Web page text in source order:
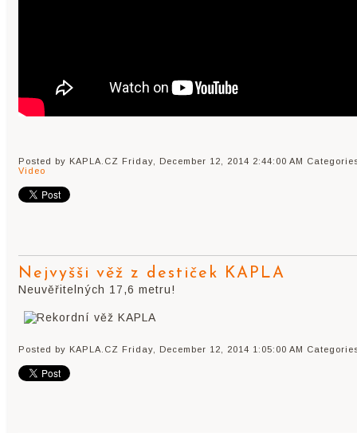
Posted by KAPLA.CZ Friday, December 12, 2014 2:44:00 AM
Video
Nejvyšši věž z destiček KAPLA
Neuvěřitelných 17,6 metru!
Posted by KAPLA.CZ Friday, December 12, 2014 1:05:00 AM